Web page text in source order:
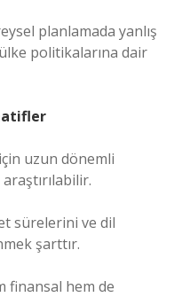
planlamada yanlış
politikalarına dair
uzun dönemli
sürelerini ve dil
şarttır.
finansal hem de